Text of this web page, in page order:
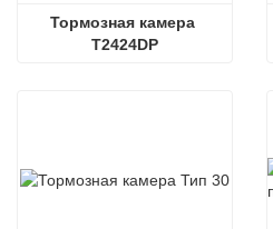
Тормозная камера
T2424DP